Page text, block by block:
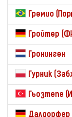
Гремио
Гройтер
Гронинген
Гурник
Гьозтепе